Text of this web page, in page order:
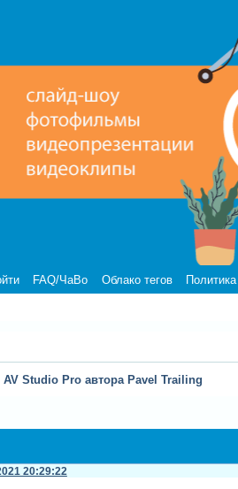
FAQ/ЧаВо Облако тегов
AV Studio Pro автора Pavel Trailing
20:29:22